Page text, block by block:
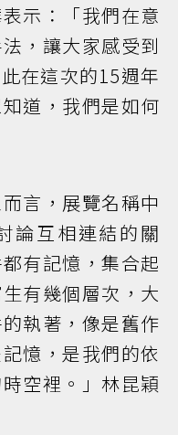
示：「我們在意
，讓大家感受到
在這次的15週年
道，我們是如何
言，展覽名稱中
論互相連結的關
有記憶，集合起
有幾個層次，大
執著，像是舊作
憶，是我們的依
空裡。」林昆穎